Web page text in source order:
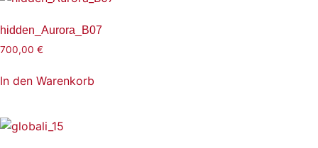
hidden_Aurora_B07
700,00 €
In den Warenkorb